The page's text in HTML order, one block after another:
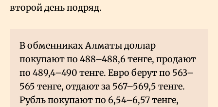
второй день подряд.
В обменниках Алматы доллар
покупают по 488–488,6 тенге, продают
по 489,4–490 тенге. Евро берут по 563–
565 тенге, отдают за 567–569,5 тенге.
Рубль покупают по 6,54–6,57 тенге,